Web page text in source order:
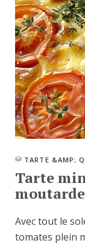
TARTE &AMP;
Tarte
moutarde
Avec tout le
tomates plein